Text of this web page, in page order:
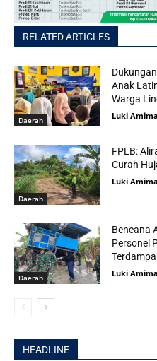
RELATED ARTICLES
Daerah
Anak
Warga
Luki Amima
Daerah
FPLB:
Curah
Luki Amima
Daerah
Bencana
Personel
Luki Amima
HEADLINE